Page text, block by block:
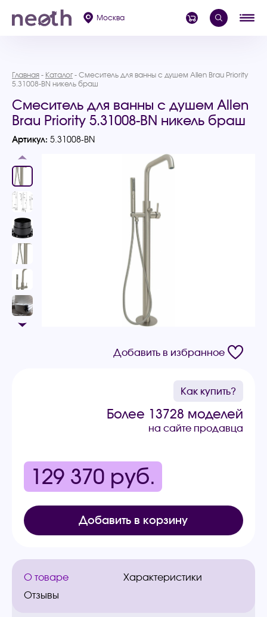
Москва
Главная Каталог
Смеситель для ванны с душем Allen Brau Priority
5.31008-BN никель браш
Смеситель для ванны с душем Allen
Brau Priority 5.31008-BN никель браш
Артикул: 5.31008-BN
Добавить в избранное
Как купить?
Более 13728 моделей
на сайте продавца
129 370 руб.
Добавить в корзину
О товаре
Характеристики
Отзывы